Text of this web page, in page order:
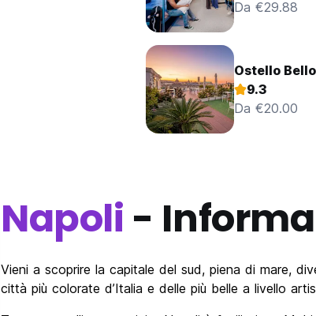
Da €29.88
Ostello
9.3
Da €20.00
Napoli -
Vieni a scoprire la capitale del sud, piena di mare,
città più colorate d’Italia e delle più belle a livello